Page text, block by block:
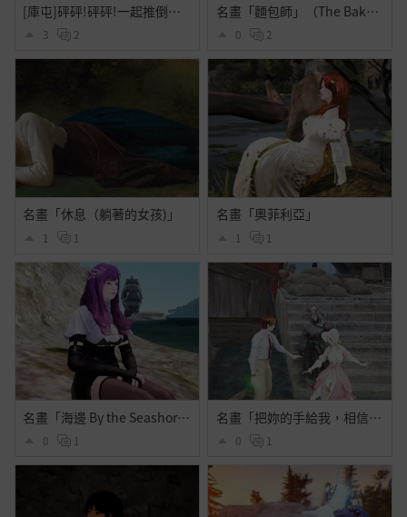
[庫屯]砰砰!砰砰!一起推倒古代的庫屯!可愛的蟲蟲!
3 2
名畫「麵包師」（The Baker）
0 2
名畫「休息（躺著的女孩)」
1 1
名畫「奧菲利亞」
1 1
名畫「海邊 By the Seashore」
0 1
名畫「把妳的手給我，相信我」
0 1